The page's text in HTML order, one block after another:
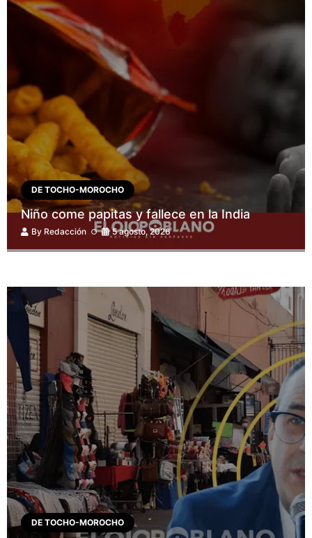
DE TOCHO-MOROCHO
Niño come papitas y fallece en la India
By Redacción 5 agosto, 2026
DE TOCHO-MOROCHO